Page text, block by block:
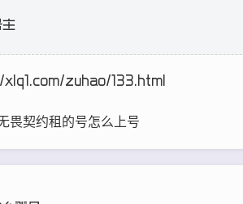
zuhao/133.html
畏契约租的号怎么上号